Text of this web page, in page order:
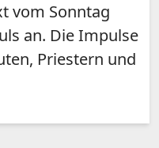
vom Sonntag
an. Die Impulse
Priestern und